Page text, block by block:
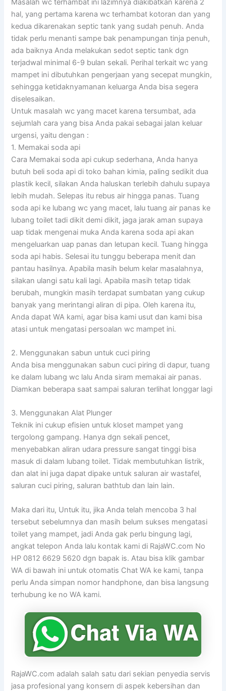
Masalah wc terhambat ini lazimnya diakibatkan karena 2
hal, yang pertama karena wc terhambat kotoran dan yang
kedua dikarenakan septic tank yang sudah penuh. Anda
tidak perlu menanti sampe bak penampungan tinja penuh,
ada baiknya Anda melakukan sedot septic tank dgn
terjadwal minimal 6-9 bulan sekali. Perihal terkait wc yang
mampet ini dibutuhkan pengerjaan yang secepat mungkin,
sehingga ketidaknyamanan keluarga Anda bisa segera
diselesaikan.
Untuk masalah wc yang macet karena tersumbat, ada
sejumlah cara yang bisa Anda pakai sebagai jalan keluar
urgensi, yaitu dengan :
1. Memakai soda api
Cara Memakai soda api cukup sederhana, Anda hanya
butuh beli soda api di toko bahan kimia, paling sedikit dua
plastik kecil, silakan Anda haluskan terlebih dahulu supaya
lebih mudah. Selepas itu rebus air hingga panas. Tuang
soda api ke lubang wc yang macet, lalu tuang air panas ke
lubang toilet tadi dikit demi dikit, jaga jarak aman supaya
uap tidak mengenai muka Anda karena soda api akan
mengeluarkan uap panas dan letupan kecil. Tuang hingga
soda api habis. Selesai itu tunggu beberapa menit dan
pantau hasilnya. Apabila masih belum kelar masalahnya,
silakan ulangi satu kali lagi. Apabila masih tetap tidak
berubah, mungkin masih terdapat sumbatan yang cukup
banyak yang merintangi aliran di pipa. Oleh karena itu,
Anda dapat WA kami, agar bisa kami usut dan kami bisa
atasi untuk mengatasi persoalan wc mampet ini.
2. Menggunakan sabun untuk cuci piring
Anda bisa menggunakan sabun cuci piring di dapur, tuang
ke dalam lubang wc lalu Anda siram memakai air panas.
Diamkan beberapa saat sampai saluran terlihat longgar lagi
3. Menggunakan Alat Plunger
Teknik ini cukup efisien untuk kloset mampet yang
tergolong gampang. Hanya dgn sekali pencet,
menyebabkan aliran udara pressure sangat tinggi bisa
masuk di dalam lubang toilet. Tidak membutuhkan listrik,
dan alat ini juga dapat dipake untuk saluran air wastafel,
saluran cuci piring, saluran bathtub dan lain lain.
Maka dari itu, Untuk itu, jika Anda telah mencoba 3 hal
tersebut sebelumnya dan masih belum sukses mengatasi
toilet yang mampet, jadi Anda gak perlu bingung lagi,
angkat telepon Anda lalu kontak kami di RajaWC.com No
HP 0812 6629 5620 dgn bapak is. Atau bisa klik gambar
WA di bawah ini untuk otomatis Chat WA ke kami, tanpa
perlu Anda simpan nomor handphone, dan bisa langsung
terhubung ke no WA kami.
RajaWC.com adalah salah satu dari sekian penyedia servis
jasa profesional yang konsern di aspek kebersihan dan